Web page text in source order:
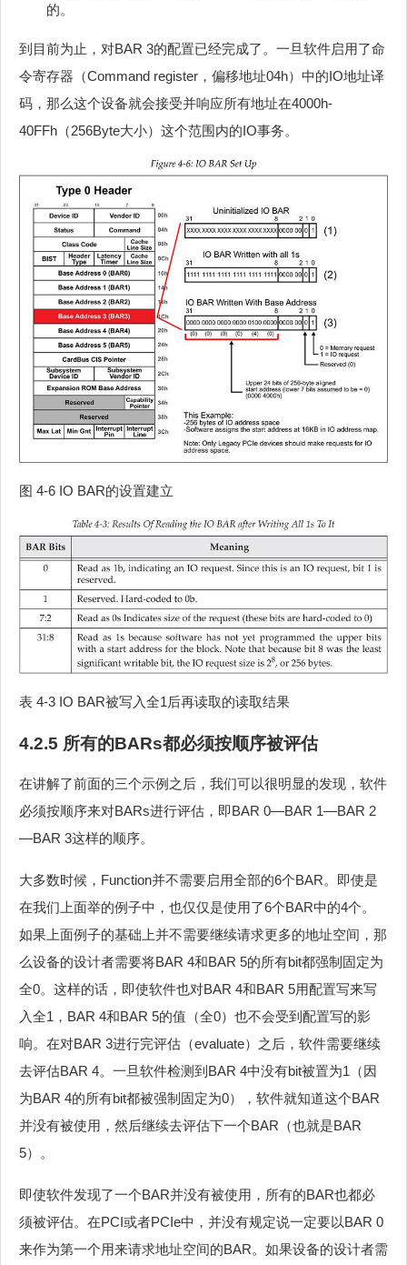
的。
到目前为止，对BAR 3的配置已经完成了。一旦软件启用了命
令寄存器（Command register，偏移地址04h）中的IO地址译
码，那么这个设备就会接受并响应所有地址在4000h-
40FFh（256Byte大小）这个范围内的IO事务。
图 4‑6 IO BAR的设置建立
表 4‑3 IO BAR被写入全1后再读取的读取结果
4.2.5 所有的BARs都必须按顺序被评估
在讲解了前面的三个示例之后，我们可以很明显的发现，软件
必须按顺序来对BARs进行评估，即BAR 0—BAR 1—BAR 2
—BAR 3这样的顺序。
大多数时候，Function并不需要启用全部的6个BAR。即使是
在我们上面举的例子中，也仅仅是使用了6个BAR中的4个。
如果上面例子的基础上并不需要继续请求更多的地址空间，那
么设备的设计者需要将BAR 4和BAR 5的所有bit都强制固定为
全0。这样的话，即使软件也对BAR 4和BAR 5用配置写来写
入全1，BAR 4和BAR 5的值（全0）也不会受到配置写的影
响。在对BAR 3进行完评估（evaluate）之后，软件需要继续
去评估BAR 4。一旦软件检测到BAR 4中没有bit被置为1（因
为BAR 4的所有bit都被强制固定为0），软件就知道这个BAR
并没有被使用，然后继续去评估下一个BAR（也就是BAR
5）。
即使软件发现了一个BAR并没有被使用，所有的BAR也都必
须被评估。在PCI或者PCIe中，并没有规定说一定要以BAR 0
来作为第一个用来请求地址空间的BAR。如果设备的设计者需